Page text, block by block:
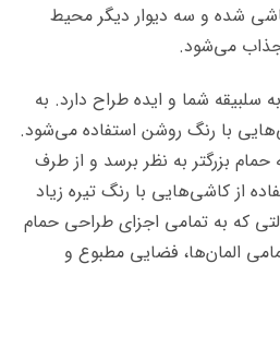
شده و سه دیوار دیگر محیط
جذاب می‌شود.
شما و ایده طراح دارد. به
با رنگ روشن استفاده می‌شود.
بزرگتر به نظر برسد و از طرف
از کاشی‌هایی با رنگ تیره زیاد
که به تمامی اجزای طراحی حمام
المان‌ها، فضایی مطبوع و